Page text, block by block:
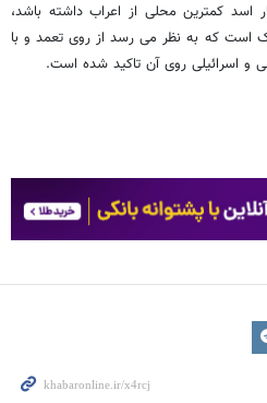
اسد کمترین محلی از اعراب داشته باشد،
است که به نظر می رسد از روی تعمد و با
و اسرائیلی روی آن تاکید شده است.